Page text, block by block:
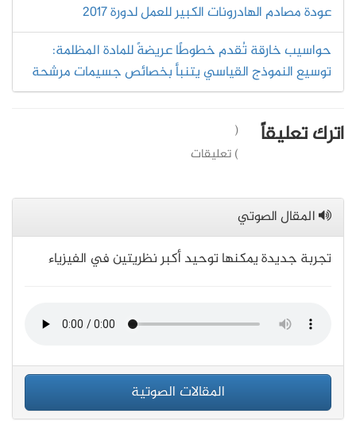
عودة مصادم الهادرونات الكبير للعمل لدورة 2017
حواسيب خارقة تُقدم خطوطًا عريضةً للمادة المظلمة:
توسيع النموذج القياسي يتنبأ بخصائص جسيمات مرشحة
اترك تعليقاً
(
) تعليقات
المقال الصوتي
تجربة جديدة يمكنها توحيد أكبر نظريتين في الفيزياء
المقالات الصوتية